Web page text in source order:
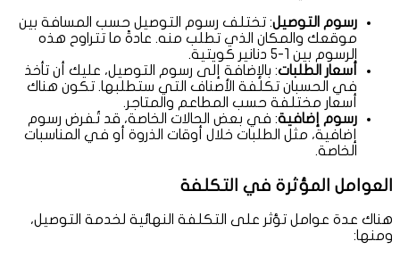
رسوم التوصيل: تختلف رسوم التوصيل حسب المسافة بين
موقعك والمكان الذي تطلب منه. عادةً ما تتراوح هذه
الرسوم بين 1-5 دنانير كويتية.
أسعار الطلبات: بالإضافة إلى رسوم التوصيل، عليك أن تأخذ
في الحسبان تكلفة الأصناف التي ستطلبها. تكون هناك
أسعار مختلفة حسب المطاعم والمتاجر.
رسوم إضافية: في بعض الحالات الخاصة، قد تُفرض رسوم
إضافية، مثل الطلبات خلال أوقات الذروة أو في المناسبات
الخاصة.
العوامل المؤثرة في التكلفة
هناك عدة عوامل تؤثر على التكلفة النهائية لخدمة التوصيل،
ومنها: